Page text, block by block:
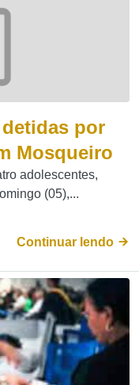
por
Mosqueiro
adolescentes,
(05),...
Continuar lendo